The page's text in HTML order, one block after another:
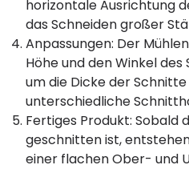
horizontale Ausrichtung
das Schneiden großer
Anpassungen: Der
Höhe und den Winkel
um die Dicke der
unterschiedliche
Fertiges Produkt: Sobald
geschnitten ist,
einer flachen Ober- und